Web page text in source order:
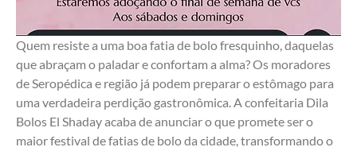
Quem resiste a uma boa fatia de bolo fresquinho, daquelas
que abraçam o paladar e confortam a alma? Os moradores
de Seropédica e região já podem preparar o estômago para
uma verdadeira perdição gastronômica. A confeitaria Dila
Bolos El Shaday acaba de anunciar o que promete ser o
maior festival de fatias de bolo da cidade, transformando o